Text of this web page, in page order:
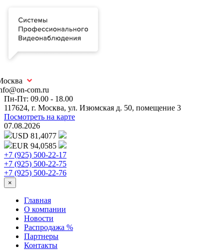
com.ru
Пн-Пт: 09.00 - 18.00
117624, г. Москва, ул. Изюмская д. 50, помещение 3
Посмотреть на карте
07.08.2026
USD 81,4077
EUR 94,0585
+7 (925) 500-22-17
+7 (925) 500-22-75
+7 (925) 500-22-76
×
Главная
О компании
Новости
Распродажа %
Партнеры
Контакты